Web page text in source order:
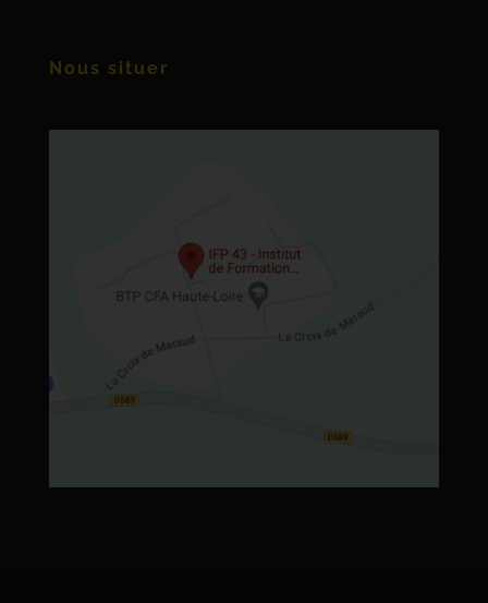
Nous situer